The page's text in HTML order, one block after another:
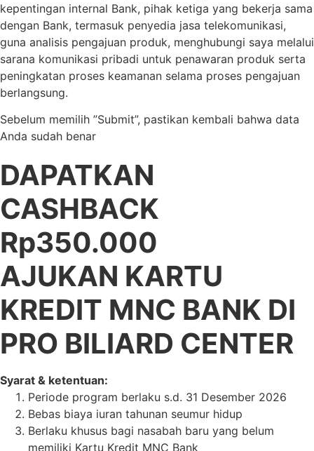
kepentingan internal Bank, pihak ketiga yang bekerja sama
dengan Bank, termasuk penyedia jasa telekomunikasi,
guna analisis pengajuan produk, menghubungi saya melalui
sarana komunikasi pribadi untuk penawaran produk serta
peningkatan proses keamanan selama proses pengajuan
berlangsung.
Sebelum memilih ”Submit”, pastikan kembali bahwa data
Anda sudah benar
DAPATKAN
CASHBACK
Rp350.000
AJUKAN KARTU
KREDIT MNC BANK DI
PRO BILIARD CENTER
Syarat & ketentuan:
Periode program berlaku s.d. 31 Desember 2026
Bebas biaya iuran tahunan seumur hidup
Berlaku khusus bagi nasabah baru yang belum
memiliki Kartu Kredit MNC Bank